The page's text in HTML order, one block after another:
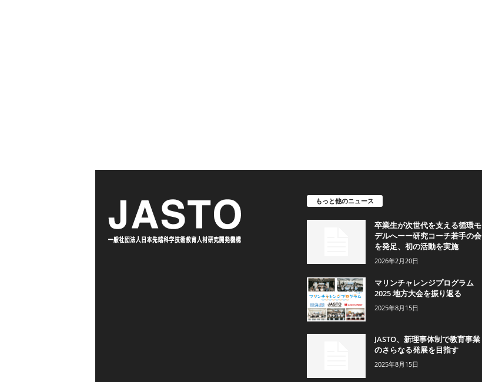
もっと他のニュース
卒業生が次世代を支える循環モ
デルへーー研究コーチ若手の会
を発足、初の活動を実施
2026年2月20日
マリンチャレンジプログラム
2025 地方大会を振り返る
2025年8月15日
JASTO、新理事体制で教育事業
のさらなる発展を目指す
2025年8月15日